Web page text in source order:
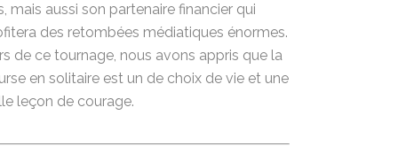
mais aussi son partenaire financier qui
des retombées médiatiques énormes.
de ce tournage, nous avons appris que la
en solitaire est un de choix de vie et une
leçon de courage.